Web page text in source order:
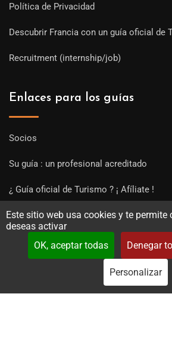
Este sitio web usa cookies y te permite
deseas activar
OK, aceptar todas
Denegar
Personalizar
Política de Privacidad
Descubrir Francia con un guía oficial de
Recruitment (internship/job)
Enlaces para los guías
Socios
Su guía : un profesional acreditado
¿ Guía oficial de Turismo ? ¡ Afíliate !
Subir una visita y empezar a trabajar !